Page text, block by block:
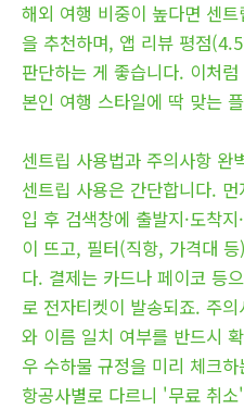
해외 여행 비중이 높다면 센
을 추천하며, 앱 리뷰 평점
판단하는 게 좋습니다. 이처
본인 여행 스타일에 딱 맞는
센트립 사용법과 주의사항 완
센트립 사용은 간단합니다.
입 후 검색창에 출발지·도착
이 뜨고, 필터(직항, 가격대
다. 결제는 카드나 페이코 등
로 전자티켓이 발송되죠. 주
와 이름 일치 여부를 반드시
우 수하물 규정을 미리 체크
항공사별로 다르니 '무료 취